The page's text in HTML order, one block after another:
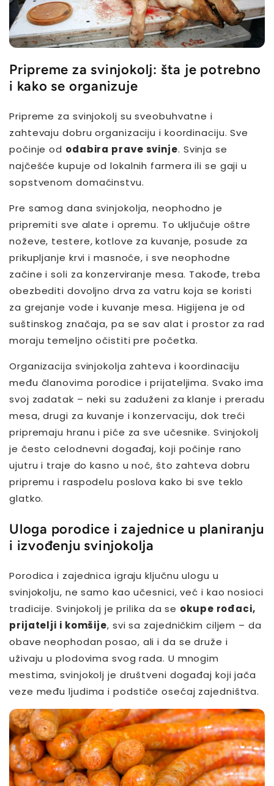
Pripreme za svinjokolj: šta je potrebno
i kako se organizuje
Pripreme za svinjokolj su sveobuhvatne i
zahtevaju dobru organizaciju i koordinaciju. Sve
počinje od odabira prave svinje. Svinja se
najčešće kupuje od lokalnih farmera ili se gaji u
sopstvenom domaćinstvu.
Pre samog dana svinjokolja, neophodno je
pripremiti sve alate i opremu. To uključuje oštre
noževe, testere, kotlove za kuvanje, posude za
prikupljanje krvi i masnoće, i sve neophodne
začine i soli za konzerviranje mesa. Takođe, treba
obezbediti dovoljno drva za vatru koja se koristi
za grejanje vode i kuvanje mesa. Higijena je od
suštinskog značaja, pa se sav alat i prostor za rad
moraju temeljno očistiti pre početka.
Organizacija svinjokolja zahteva i koordinaciju
među članovima porodice i prijateljima. Svako ima
svoj zadatak – neki su zaduženi za klanje i preradu
mesa, drugi za kuvanje i konzervaciju, dok treći
pripremaju hranu i piće za sve učesnike. Svinjokolj
je često celodnevni događaj, koji počinje rano
ujutru i traje do kasno u noć, što zahteva dobru
pripremu i raspodelu poslova kako bi sve teklo
glatko.
Uloga porodice i zajednice u planiranju
i izvođenju svinjokolja
Porodica i zajednica igraju ključnu ulogu u
svinjokolju, ne samo kao učesnici, već i kao nosioci
tradicije. Svinjokolj je prilika da se okupe rođaci,
prijatelji i komšije, svi sa zajedničkim ciljem – da
obave neophodan posao, ali i da se druže i
uživaju u plodovima svog rada. U mnogim
mestima, svinjokolj je društveni događaj koji jača
veze među ljudima i podstiče osećaj zajedništva.